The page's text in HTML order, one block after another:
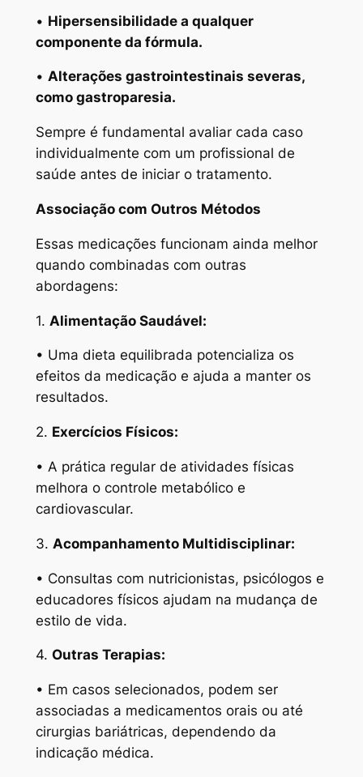
• Hipersensibilidade a qualquer
componente da fórmula.
• Alterações gastrointestinais severas,
como gastroparesia.
Sempre é fundamental avaliar cada caso
individualmente com um profissional de
saúde antes de iniciar o tratamento.
Associação com Outros Métodos
Essas medicações funcionam ainda melhor
quando combinadas com outras
abordagens:
1. Alimentação Saudável:
• Uma dieta equilibrada potencializa os
efeitos da medicação e ajuda a manter os
resultados.
2. Exercícios Físicos:
• A prática regular de atividades físicas
melhora o controle metabólico e
cardiovascular.
3. Acompanhamento Multidisciplinar:
• Consultas com nutricionistas, psicólogos e
educadores físicos ajudam na mudança de
estilo de vida.
4. Outras Terapias:
• Em casos selecionados, podem ser
associadas a medicamentos orais ou até
cirurgias bariátricas, dependendo da
indicação médica.